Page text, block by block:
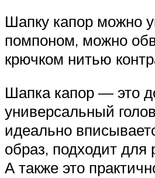
Шапку капор можно
помпоном, можно
крючком нитью
Шапка капор — это
универсальный
идеально
образ, подходит для
А также это